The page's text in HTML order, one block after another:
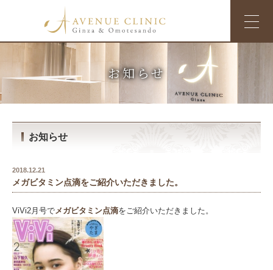
お知らせ
お知らせ
2018.12.21
メガビタミン点滴をご紹介いただきました。
ViVi2月号でメガビタミン点滴をご紹介いただきました。